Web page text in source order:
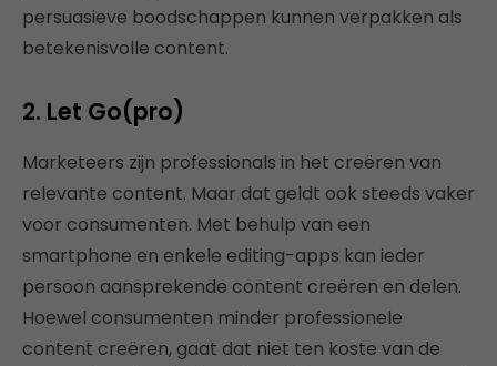
persuasieve boodschappen kunnen verpakken als
betekenisvolle content.
2. Let Go(pro)
Marketeers zijn professionals in het creëren van
relevante content. Maar dat geldt ook steeds vaker
voor consumenten. Met behulp van een
smartphone en enkele editing-apps kan ieder
persoon aansprekende content creëren en delen.
Hoewel consumenten minder professionele
content creëren, gaat dat niet ten koste van de